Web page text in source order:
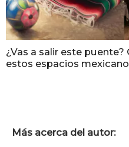
¿Vas a salir este
estos espacios
Más acerca del autor: